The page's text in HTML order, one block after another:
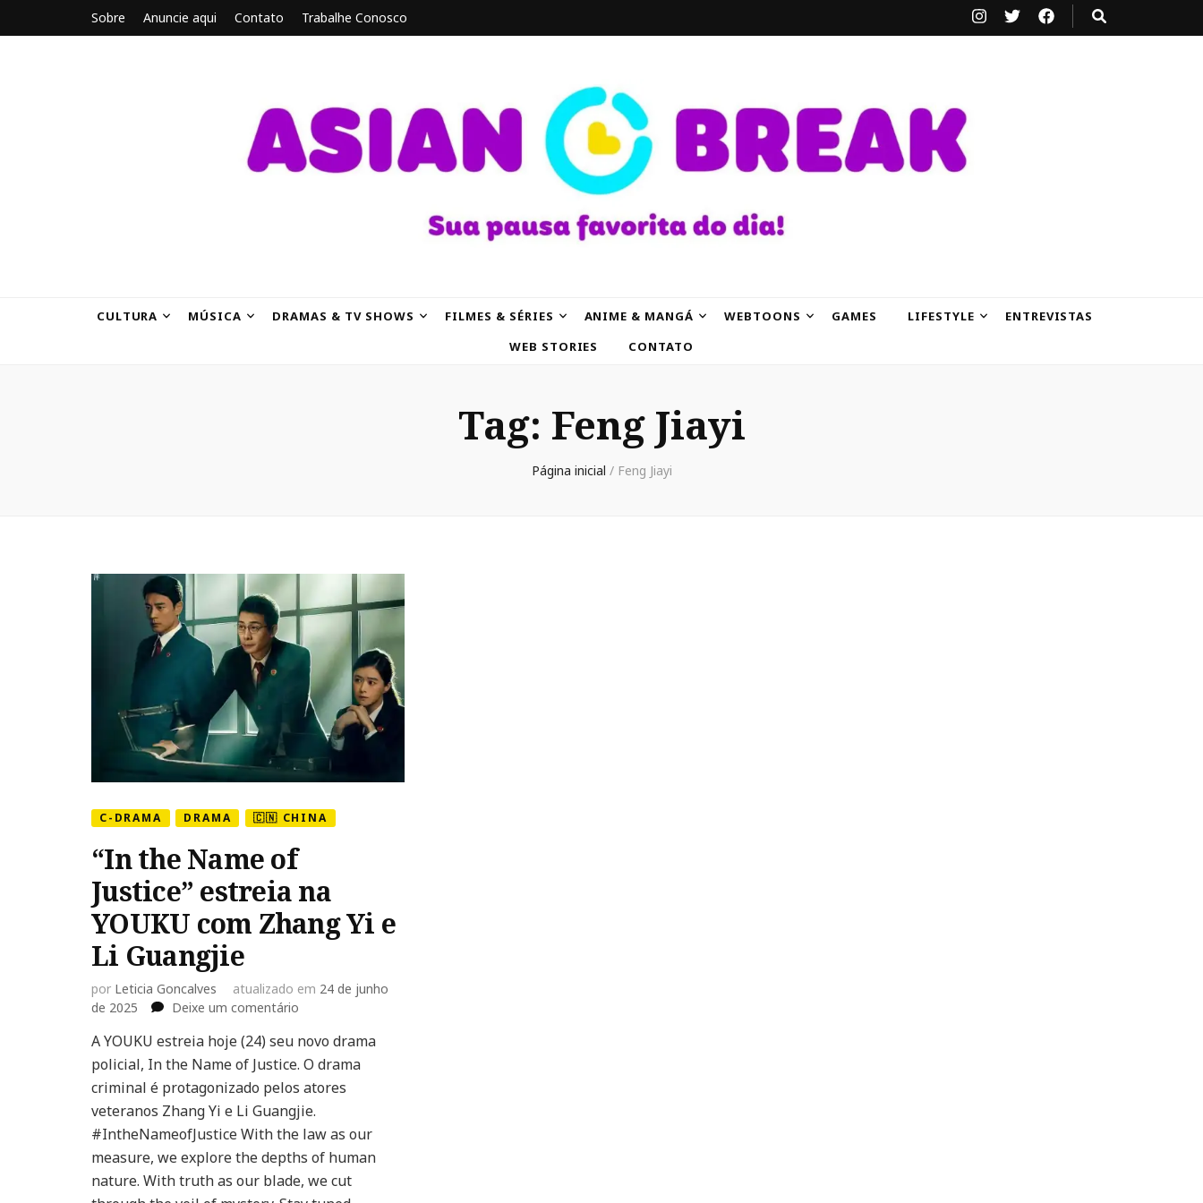
Sobre Anuncie aqui Contato Trabalhe Conosco
CULTURA MÚSICA DRAMAS & TV SHOWS FILMES & SÉRIES ANIME & MANGÁ WEBTOONS GAMES LIFESTYLE
ENTREVISTAS
WEB STORIES
CONTATO
Tag: Feng Jiayi
Página inicial / Feng Jiayi
C-DRAMA DRAMA 🇨🇳 CHINA
“In the Name of
Justice” estreia na
YOUKU com Zhang Yi e
Li Guangjie
por Leticia Goncalves atualizado em 24 de junho
de 2025
Deixe um comentário
the
Name
of
estreia
na
YOUKU
com
A YOUKU estreia hoje (24) seu novo drama
policial, In the Name of Justice. O drama
criminal é protagonizado pelos atores
veteranos Zhang Yi e Li Guangjie.
#IntheNameofJustice With the law as our
measure, we explore the depths of human
nature. With truth as our blade, we cut